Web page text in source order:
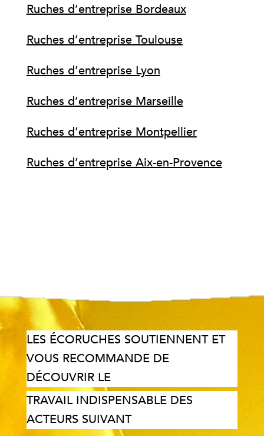
Ruches d’entreprise Bordeaux
Ruches d’entreprise Toulouse
Ruches d’entreprise Lyon
Ruches d’entreprise Marseille
Ruches d’entreprise Montpellier
Ruches d’entreprise Aix-en-Provence
LES ÉCORUCHES SOUTIENNENT ET
VOUS RECOMMANDE DE
DÉCOUVRIR LE
TRAVAIL INDISPENSABLE DES
ACTEURS SUIVANT